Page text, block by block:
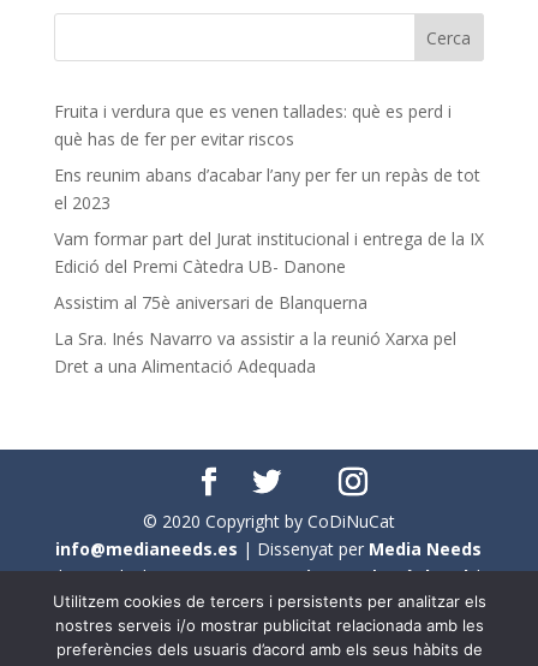
Fruita i verdura que es venen tallades: què es perd i
què has de fer per evitar riscos
Ens reunim abans d’acabar l’any per fer un repàs de tot
el 2023
Vam formar part del Jurat institucional i entrega de la IX
Edició del Premi Càtedra UB- Danone
Assistim al 75è aniversari de Blanquerna
La Sra. Inés Navarro va assistir a la reunió Xarxa pel
Dret a una Alimentació Adequada
© 2020 Copyright by CoDiNuCat
info@medianeeds.es | Dissenyat per Media Needs
| Tots els drets reservats aCoDiNuCat |Avís legal|
Avís per cookies
En aquest web s'ha tingut en compte l'ús no sexista del
Utilitzem cookies de tercers i persistents per analitzar els
nostres serveis i/o mostrar publicitat relacionada amb les
preferències dels usuaris d’acord amb els seus hàbits de